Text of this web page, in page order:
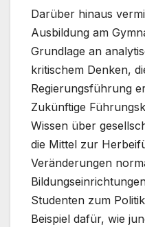
Darüber hinaus
Ausbildung am
Grundlage an
kritischem Denken,
Regierungsführung
Zukünftige
Wissen über
die Mittel zur
Veränderungen
Studenten zum
Beispiel dafür, wie